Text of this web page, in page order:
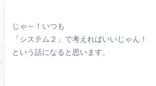
じゃ～！いつも
「システム２」で考えればいいじゃん！
という話になると思います。